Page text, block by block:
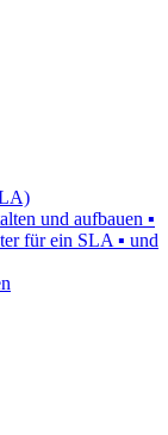
und aufbauen ▪
für ein SLA ▪ und